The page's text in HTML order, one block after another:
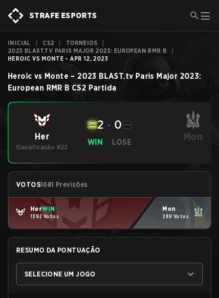
STRAFE ESPORTS
INICIAL CS2 TORNEIOS
2023 BLAST.TV PARIS MAJOR 2023: EUROPEAN RMR B
HEROIC VS MONTE - APR 12, 2023
Heroic vs Monte – 2023 BLAST.tv Paris Major 2023:
European RMR B CS2 Partida
Her
Classificação #22
WIN
2 - 0
LOSE Mon
-
VOTOS1681 Previsões
HerWIN
1392 Votos
Mon
289 Votos
RESUMO DA PONTUAÇÃO
SELECIONE UM JOGO